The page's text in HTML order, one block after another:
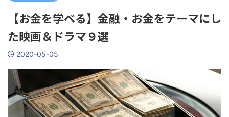
【お金を学べる】金融・お金をテーマにし
た映画＆ドラマ９選
2020-05-05